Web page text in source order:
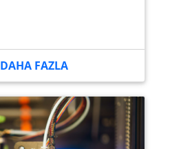
DAHA FAZLA